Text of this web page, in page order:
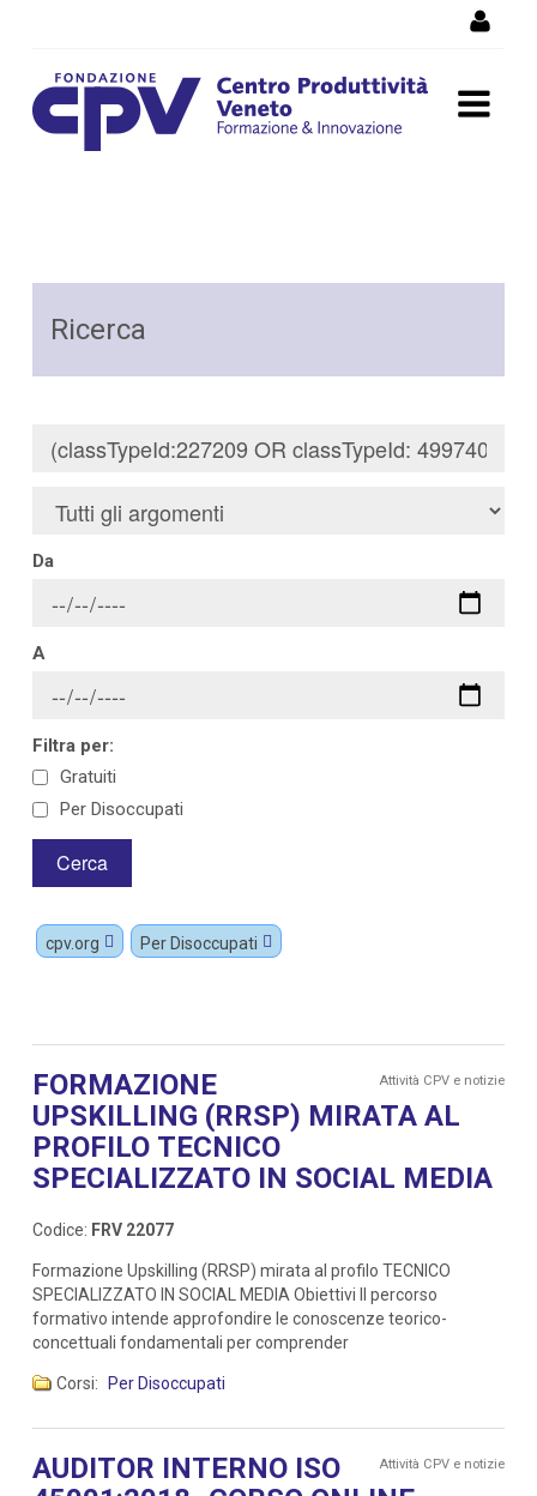
Ricerca
Da
A
Filtra per:
Gratuiti
Per Disoccupati
cpv.org Per Disoccupati
Attività CPV e notizie
FORMAZIONE
UPSKILLING (RRSP) MIRATA AL
PROFILO TECNICO
SPECIALIZZATO IN SOCIAL MEDIA
Codice: FRV 22077
Formazione Upskilling (RRSP) mirata al profilo TECNICO
SPECIALIZZATO IN SOCIAL MEDIA Obiettivi Il percorso
formativo intende approfondire le conoscenze teorico-
concettuali fondamentali per comprender
Corsi: Per Disoccupati
Attività CPV e notizie
AUDITOR INTERNO ISO